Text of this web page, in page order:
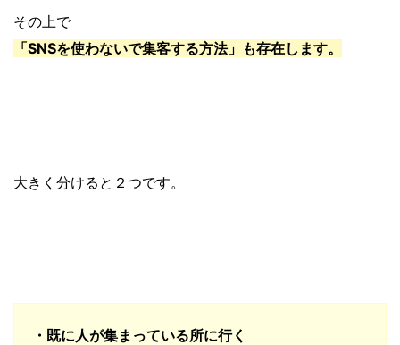
その上で
「SNSを使わないで集客する方法」も存在します。
大きく分けると２つです。
・既に人が集まっている所に行く